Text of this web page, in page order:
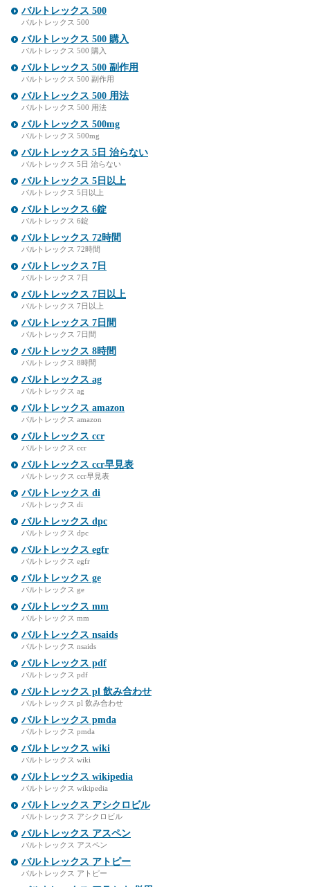
バルトレックス 500
バルトレックス 500
バルトレックス 500 購入
バルトレックス 500 購入
バルトレックス 500 副作用
バルトレックス 500 副作用
バルトレックス 500 用法
バルトレックス 500 用法
バルトレックス 500mg
バルトレックス 500mg
バルトレックス 5日 治らない
バルトレックス 5日 治らない
バルトレックス 5日以上
バルトレックス 5日以上
バルトレックス 6錠
バルトレックス 6錠
バルトレックス 72時間
バルトレックス 72時間
バルトレックス 7日
バルトレックス 7日
バルトレックス 7日以上
バルトレックス 7日以上
バルトレックス 7日間
バルトレックス 7日間
バルトレックス 8時間
バルトレックス 8時間
バルトレックス ag
バルトレックス ag
バルトレックス amazon
バルトレックス amazon
バルトレックス ccr
バルトレックス ccr
バルトレックス ccr早見表
バルトレックス ccr早見表
バルトレックス di
バルトレックス di
バルトレックス dpc
バルトレックス dpc
バルトレックス egfr
バルトレックス egfr
バルトレックス ge
バルトレックス ge
バルトレックス mm
バルトレックス mm
バルトレックス nsaids
バルトレックス nsaids
バルトレックス pdf
バルトレックス pdf
バルトレックス pl 飲み合わせ
バルトレックス pl 飲み合わせ
バルトレックス pmda
バルトレックス pmda
バルトレックス wiki
バルトレックス wiki
バルトレックス wikipedia
バルトレックス wikipedia
バルトレックス アシクロビル
バルトレックス アシクロビル
バルトレックス アスペン
バルトレックス アスペン
バルトレックス アトピー
バルトレックス アトピー